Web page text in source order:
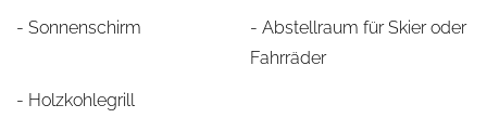
- Sonnenschirm
- Abstellraum für Skier oder
Fahrräder
- Holzkohlegrill